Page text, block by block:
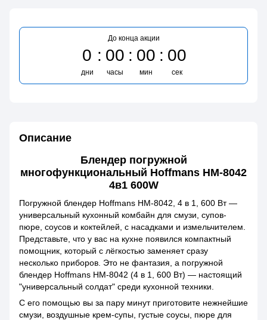
До конца акции
0
дни
00
часы
00
мин
00
сек
Описание
Блендер погружной
многофункциональный Hoffmans HM-8042
4в1 600W
Погружной блендер Hoffmans HM-8042, 4 в 1, 600 Вт —
универсальный кухонный комбайн для смузи, супов-
пюре, соусов и коктейлей, с насадками и измельчителем.
Представьте, что у вас на кухне появился компактный
помощник, который с лёгкостью заменяет сразу
несколько приборов. Это не фантазия, а погружной
блендер Hoffmans HM-8042 (4 в 1, 600 Вт) — настоящий
"универсальный солдат" среди кухонной техники.
С его помощью вы за пару минут приготовите нежнейшие
смузи, воздушные крем-супы, густые соусы, пюре для